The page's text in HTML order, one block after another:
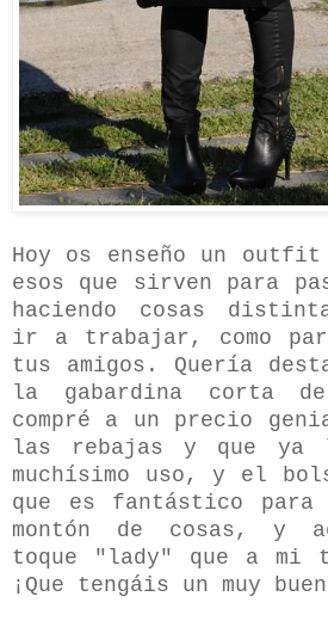
Hoy os enseño un
esos que sirven para
haciendo cosas
ir a trabajar, como
tus amigos. Quería
la gabardina corta
compré a un precio
las rebajas y que ya
muchísimo uso, y el
que es fantástico para
montón de cosas, y
toque "lady" que a mi
¡Que tengáis un muy